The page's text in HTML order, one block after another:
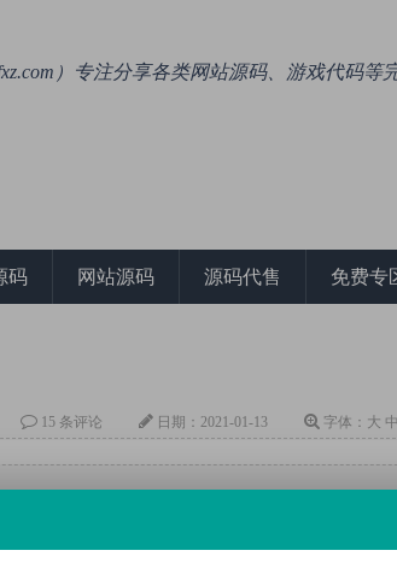
）专注分享各类网站源码、游戏代码
专注于收集整理
码 网站源码 源码代售 免费专
15 条评论 日期：2021-01-13 字体： 大 中
视和胜率，带后台作必控制，源码开源无加